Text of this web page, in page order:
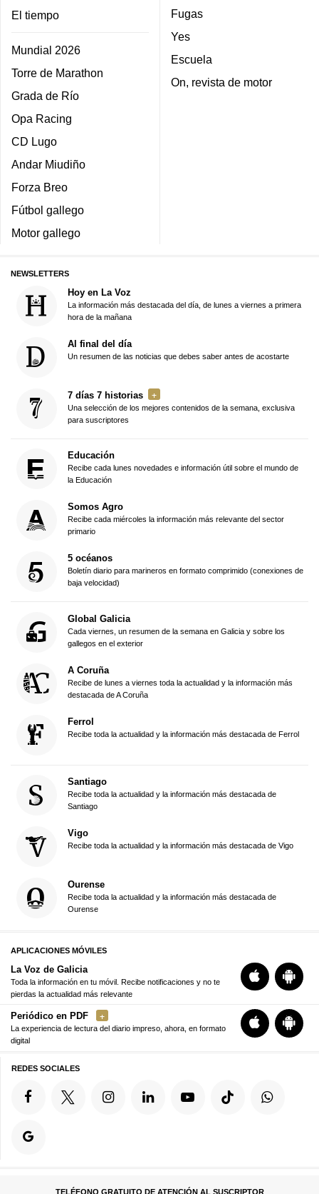
El tiempo
Mundial 2026
Torre de Marathon
Grada de Río
Opa Racing
CD Lugo
Andar Miudiño
Forza Breo
Fútbol gallego
Motor gallego
Fugas
Yes
Escuela
On, revista de motor
NEWSLETTERS
Hoy en La Voz
La información más destacada del día, de lunes a viernes a primera
hora de la mañana
Al final del día
Un resumen de las noticias que debes saber antes de acostarte
7 días 7 historias
Una selección de los mejores contenidos de la semana, exclusiva
para suscriptores
Educación
Recibe cada lunes novedades e información útil sobre el mundo de
la Educación
Somos Agro
Recibe cada miércoles la información más relevante del sector
primario
5 océanos
Boletín diario para marineros en formato comprimido (conexiones de
baja velocidad)
Global Galicia
Cada viernes, un resumen de la semana en Galicia y sobre los
gallegos en el exterior
A Coruña
Recibe de lunes a viernes toda la actualidad y la información más
destacada de A Coruña
Ferrol
Recibe toda la actualidad y la información más destacada de Ferrol
Santiago
Recibe toda la actualidad y la información más destacada de
Santiago
Vigo
Recibe toda la actualidad y la información más destacada de Vigo
Ourense
Recibe toda la actualidad y la información más destacada de
Ourense
APLICACIONES MÓVILES
La Voz de Galicia
Toda la información en tu móvil. Recibe notificaciones y no te
pierdas la actualidad más relevante
Periódico en PDF
La experiencia de lectura del diario impreso, ahora, en formato
digital
REDES SOCIALES
TELÉFONO GRATUITO DE ATENCIÓN AL SUSCRIPTOR